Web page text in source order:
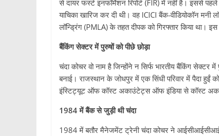
से दायर फर्स्ट इनफॉर्मेशन रिपोर्ट (FIR) में नहीं है। इससे
याचिका खारिज कर दी थी। वह ICICI बैंक-वीडियोकॉन
लॉन्ड्रिंग (PMLA) के तहत दीपक को गिरफ्तार किया था।
बैंकिंग सेक्टर में पुरुषों को पीछे छोड़ा
चंदा कोचर वो नाम है जिन्होंने न सिर्फ भारतीय बैंकिंग
बनाई। राजस्थान के जोधपुर में एक सिंधी परिवार में पैदा हुईं
इंस्टिट्यूट ऑफ कॉस्ट अकाउंटेट्स ऑफ इंडिया से कॉस्ट
1984 में बैंक से जुड़ी थी चंदा
1984 में बतौर मैनेजमेंट ट्रेनी चंदा कोचर ने